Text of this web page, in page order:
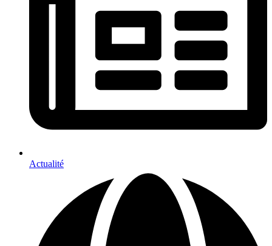
Actualité